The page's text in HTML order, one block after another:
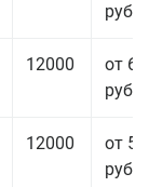
руб.
12000
от
руб.
12000
от
руб.